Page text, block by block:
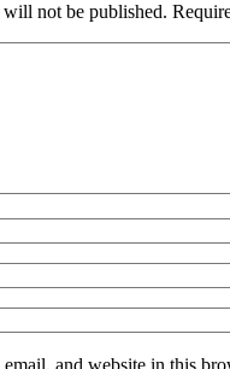
will not be published.
email, and website in this